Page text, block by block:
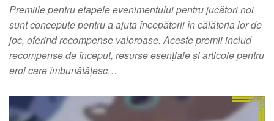
Premiile pentru etapele evenimentului pentru jucători noi
sunt concepute pentru a ajuta începătorii în călătoria lor de
joc, oferind recompense valoroase. Aceste premii includ
recompense de început, resurse esențiale și articole pentru
eroi care îmbunătățesc…